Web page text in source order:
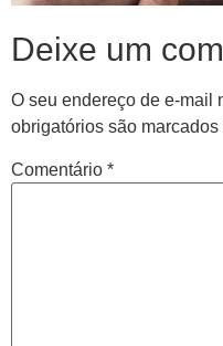
Deixe um
O seu endereço de e-mail
obrigatórios são marcados
Comentário *